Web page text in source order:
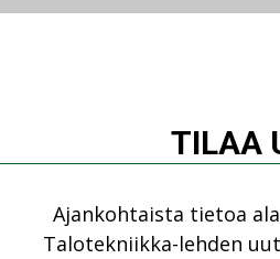
myös
Sähkönumerot.fi-
ETIM-standardin
TILAA
Ajankohtaista tietoa
Talotekniikka-lehden